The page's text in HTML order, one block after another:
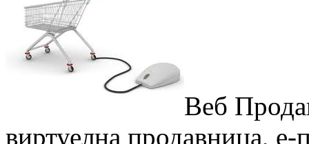
Веб
виртуелна продавница,